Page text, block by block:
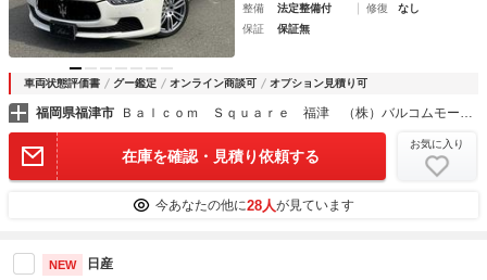
整備
法定整備付 修復
なし
保証
保証無
車両状態評価書 グー鑑定 オンライン商談可 オプション見積り可
福岡県福津市 Ｂａｌｃｏｍ Ｓｑｕａｒｅ 福津 （株）バルコムモータース
在庫を確認・見積り依頼する
お気に入り
今あなたの他に28人が見ています
NEW 日産